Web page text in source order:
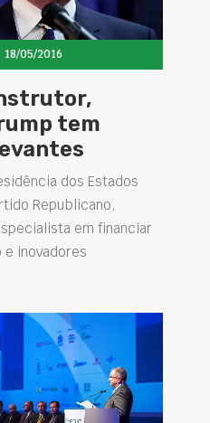
18/05/2016
tem
dos Estados
Republicano,
em financiar
e inovadores